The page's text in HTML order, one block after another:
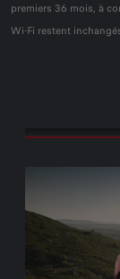
premiers 36 mois, à
Wi-Fi restent